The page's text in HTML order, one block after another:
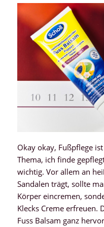
Okay okay, Fußpflege
Thema, ich finde
wichtig. Vor allem an
Sandalen trägt, sollte
Körper eincremen,
Klecks Creme erfreuen.
Fuss Balsam ganz